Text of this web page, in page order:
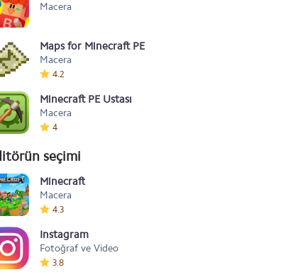
Macera
Maps for Minecraft PE
Macera
4.2
Minecraft PE Ustası
Macera
4
seçimi
Minecraft
Macera
4.3
Instagram
Fotoğraf ve Video
3.8